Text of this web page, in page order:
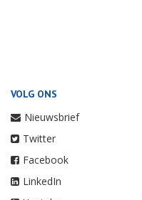
VOLG ONS
Nieuwsbrief
Twitter
Facebook
LinkedIn